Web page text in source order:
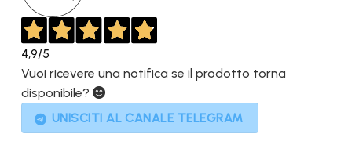
4,9/5
Vuoi ricevere una notifica se il prodotto torna
disponibile?
UNISCITI AL CANALE TELEGRAM